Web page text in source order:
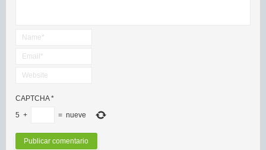
CAPTCHA*
5 + = nueve